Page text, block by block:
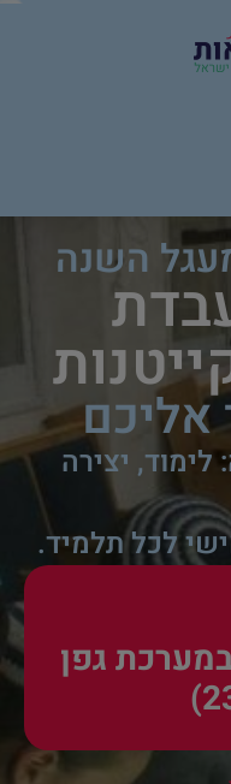
השנה
יצירה
לכל תלמיד.
גפן